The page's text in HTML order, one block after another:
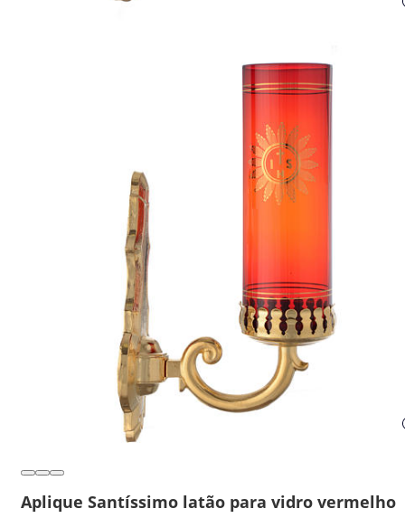
Aplique Santíssimo latão para vidro vermelho